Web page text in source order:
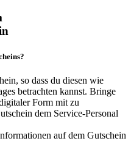
so dass du diesen wie
betrachten kannst. Bringe
Form mit zu
dem Service-Personal
auf dem Gutschein